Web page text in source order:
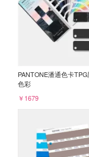
PANTONE潘通色卡
色彩
￥1679